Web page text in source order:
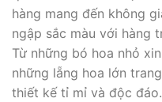
hàng mang đến không
ngập sắc màu với hàng
Từ những bó hoa nhỏ
những lẵng hoa lớn
thiết kế tỉ mỉ và độc